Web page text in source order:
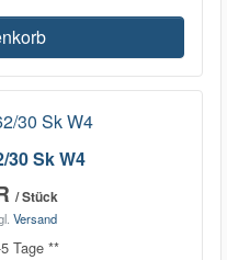
30 Sk W4
/ Stück
Versand
Tage **